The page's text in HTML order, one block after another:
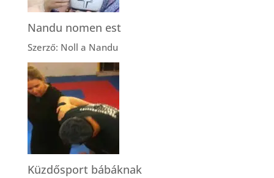
Nandu nomen est
Szerző: Noll a Nandu
Küzdősport bábáknak